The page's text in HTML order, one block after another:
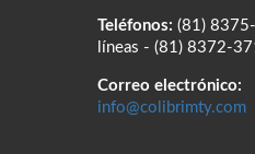
Teléfonos: (81)
líneas - (81) 8372-
Correo electrónico:
info@colibrimty.com